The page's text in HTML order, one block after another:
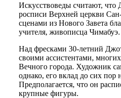
Искусствоведы считают, что
росписи Верхней церкви
сценами из Нового Завета
учителя, живописца Чимабуэ.
Над фресками 30-летний
своими ассистентами,
Вечного города. Художник
однако, его вклад до сих пор
Предполагается, что он
крупные фигуры.